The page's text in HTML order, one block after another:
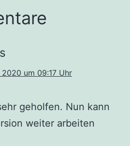
2020 um 09:17 Uhr
geholfen. Nun kann
weiter arbeiten